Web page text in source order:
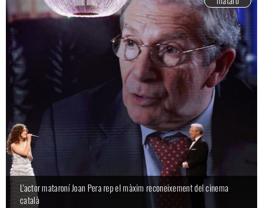
L'actor mataroní Joan Pera rep el màxim reconeixement del cinema
català